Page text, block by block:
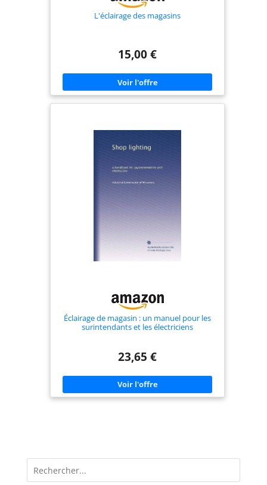
L'éclairage des magasins
15,00 €
Éclairage de magasin : un manuel pour les
surintendants et les électriciens
23,65 €